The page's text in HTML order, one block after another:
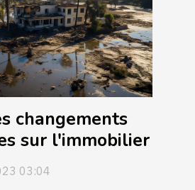
changements
sur l'immobilier
03:04